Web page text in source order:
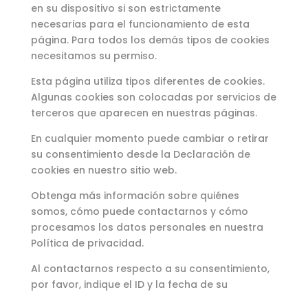
en su dispositivo si son estrictamente
necesarias para el funcionamiento de esta
página. Para todos los demás tipos de cookies
necesitamos su permiso.
Esta página utiliza tipos diferentes de cookies.
Algunas cookies son colocadas por servicios de
terceros que aparecen en nuestras páginas.
En cualquier momento puede cambiar o retirar
su consentimiento desde la Declaración de
cookies en nuestro sitio web.
Obtenga más información sobre quiénes
somos, cómo puede contactarnos y cómo
procesamos los datos personales en nuestra
Política de privacidad.
Al contactarnos respecto a su consentimiento,
por favor, indique el ID y la fecha de su